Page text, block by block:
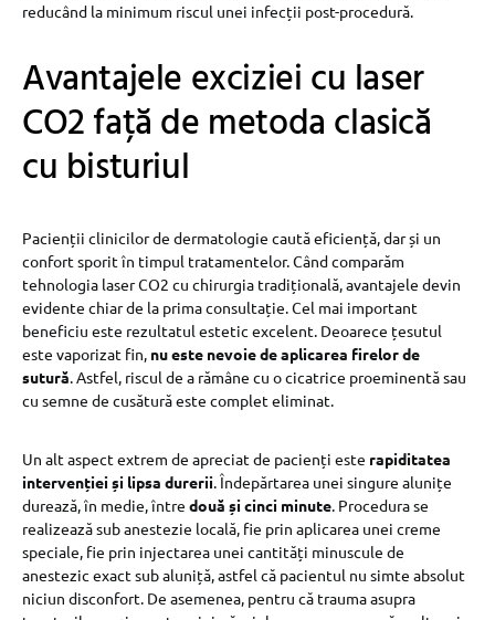
reducând la minimum riscul unei infecții post-procedură.
Avantajele exciziei cu laser
CO2 față de metoda clasică
cu bisturiul
Pacienții clinicilor de dermatologie caută eficiență, dar și un
confort sporit în timpul tratamentelor. Când comparăm
tehnologia laser CO2 cu chirurgia tradițională, avantajele devin
evidente chiar de la prima consultație. Cel mai important
beneficiu este rezultatul estetic excelent. Deoarece țesutul
este vaporizat fin, nu este nevoie de aplicarea firelor de
sutură. Astfel, riscul de a rămâne cu o cicatrice proeminentă sau
cu semne de cusătură este complet eliminat.
Un alt aspect extrem de apreciat de pacienți este rapiditatea
intervenției și lipsa durerii. Îndepărtarea unei singure alunițe
durează, în medie, între două și cinci minute. Procedura se
realizează sub anestezie locală, fie prin aplicarea unei creme
speciale, fie prin injectarea unei cantități minuscule de
anestezic exact sub aluniță, astfel că pacientul nu simte absolut
niciun disconfort. De asemenea, pentru că trauma asupra